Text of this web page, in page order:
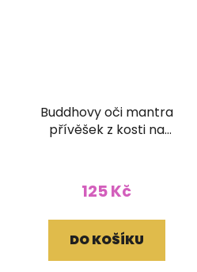
Buddhovy oči mantra
přívěšek z kosti na
125 Kč
DO KOŠÍKU